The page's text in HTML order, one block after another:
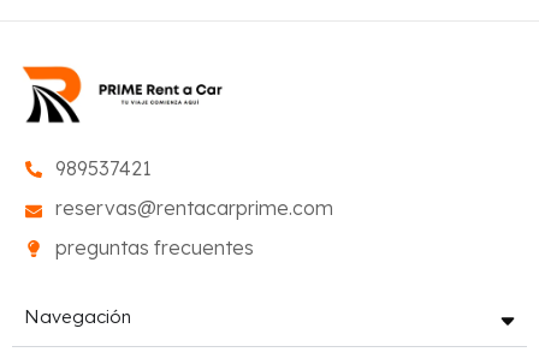
989537421
reservas@rentacarprime.com
preguntas frecuentes
Navegación